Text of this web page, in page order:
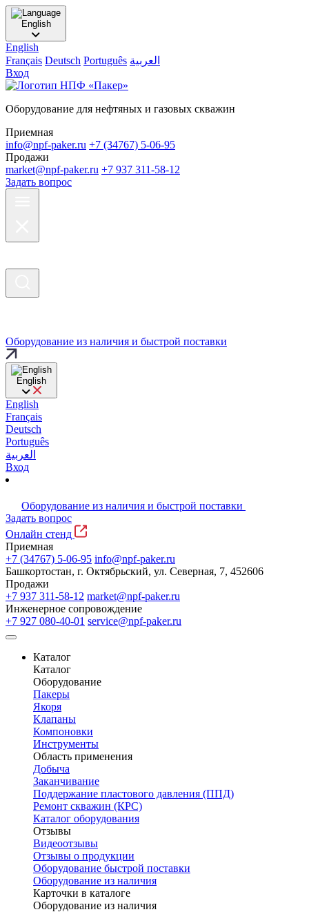
English
English
Français Deutsch Português العربية
Вход
Оборудование для нефтяных и газовых скважин
Приемная
info@npf-paker.ru +7 (34767) 5-06-95
Продажи
market@npf-paker.ru +7 937 311-58-12
Задать вопрос
Оборудование из наличия и быстрой поставки
English
English
Français
Deutsch
Português
العربية
Вход
Оборудование из наличия и быстрой поставки
Задать вопрос
Онлайн стенд
Приемная
+7 (34767) 5-06-95 info@npf-paker.ru
Башкортостан, г. Октябрьский, ул. Северная, 7, 452606
Продажи
+7 937 311-58-12 market@npf-paker.ru
Инженерное сопровождение
+7 927 080-40-01 service@npf-paker.ru
Каталог
Каталог
Оборудование
Пакеры
Якоря
Клапаны
Компоновки
Инструменты
Область применения
Добыча
Заканчивание
Поддержание пластового давления (ППД)
Ремонт скважин (КРС)
Каталог оборудования
Отзывы
Видеоотзывы
Отзывы о продукции
Оборудование быстрой поставки
Оборудование из наличия
Карточки в каталоге
Оборудование из наличия